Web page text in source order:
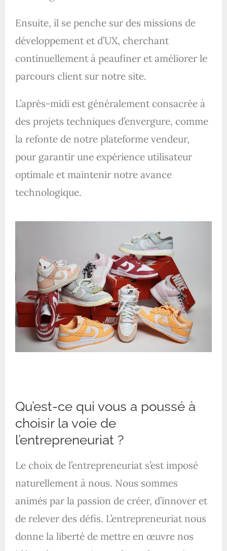
Ensuite, il se penche sur des missions de
développement et d’UX, cherchant
continuellement à peaufiner et améliorer le
parcours client sur notre site.
L’après-midi est généralement consacrée à
des projets techniques d’envergure, comme
la refonte de notre plateforme vendeur,
pour garantir une expérience utilisateur
optimale et maintenir notre avance
technologique.
Qu’est-ce qui vous a poussé à
choisir la voie de
l’entrepreneuriat ?
Le choix de l’entrepreneuriat s’est imposé
naturellement à nous. Nous sommes
animés par la passion de créer, d’innover et
de relever des défis. L’entrepreneuriat nous
donne la liberté de mettre en œuvre nos